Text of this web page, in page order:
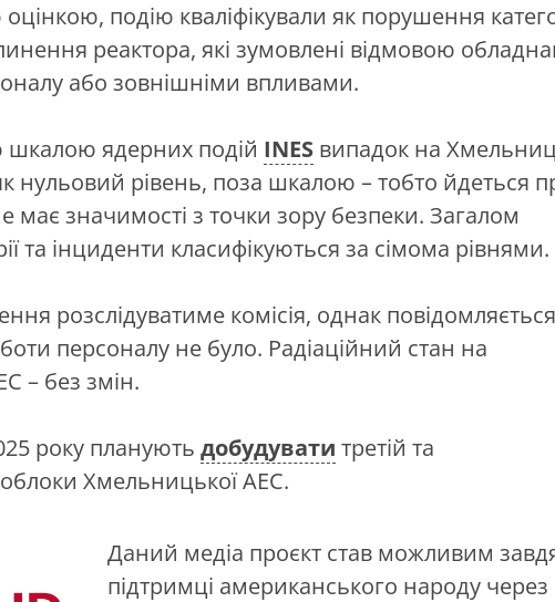
подію кваліфікували як порушення
реактора, які зумовлені відмовою
або зовнішніми впливами.
ядерних подій INES випадок на
нульовий рівень, поза шкалою – тобто йдеться
має значимості з точки зору безпеки. Загалом
та інциденти класифікуються за сімома рівнями.
розслідуватиме комісія, однак
персоналу не було. Радіаційний стан на
– без змін.
року планують добудувати третій та
Хмельницької АЕС.
Даний медіа проєкт став можливим
підтримці американського народу через